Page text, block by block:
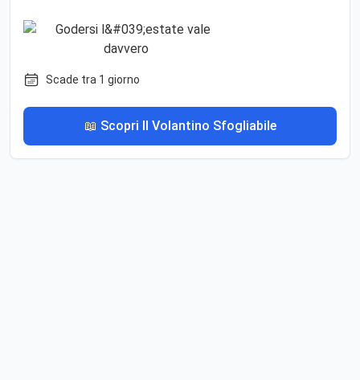
Scade tra 1 giorno
📖 Scopri Il Volantino Sfogliabile